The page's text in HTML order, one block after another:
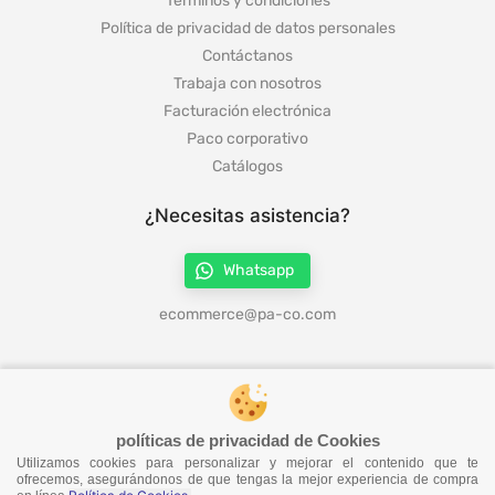
políticas de privacidad de Cookies
Utilizamos cookies para personalizar y mejorar el contenido que te
ofrecemos, asegurándonos de que tengas la mejor experiencia de compra
Política de privacidad de datos personales
Contáctanos
Trabaja con nosotros
Facturación electrónica
Paco corporativo
Catálogos
¿Necesitas asistencia?
Whatsapp
ecommerce@pa-co.com
¡No te pierdas nuestras ofertas!